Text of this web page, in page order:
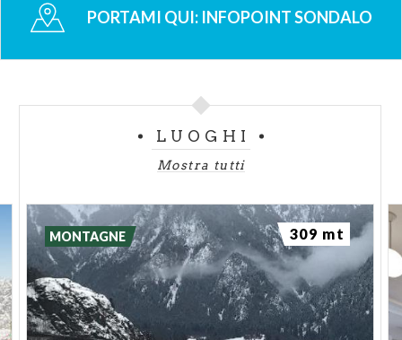
PORTAMI QUI: INFOPOINT SONDALO
LUOGHI
Mostra tutti
MONTAGNE 309 mt